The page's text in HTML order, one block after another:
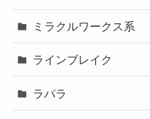
ミラクルワークス系
ラインブレイク
ラパラ